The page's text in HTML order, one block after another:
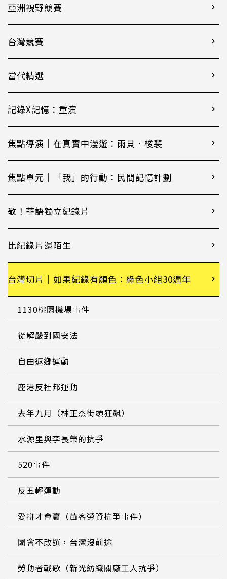
亞洲視野競賽
台灣競賽
當代精選
記錄X記憶：重演
焦點導演｜在真實中漫遊：雨貝．梭裴
焦點單元｜「我」的行動：民間記憶計劃
敬！華語獨立紀錄片
比紀錄片還陌生
台灣切片｜如果紀錄有顏色：綠色小組30週年
1130桃園機場事件
從解嚴到國安法
自由返鄉運動
鹿港反杜邦運動
去年九月（林正杰街頭狂飆）
水源里與李長榮的抗爭
520事件
反五輕運動
愛拼才會贏（苗客勞資抗爭事件）
國會不改選，台灣沒前途
勞動者戰歌（新光紡織關廠工人抗爭）